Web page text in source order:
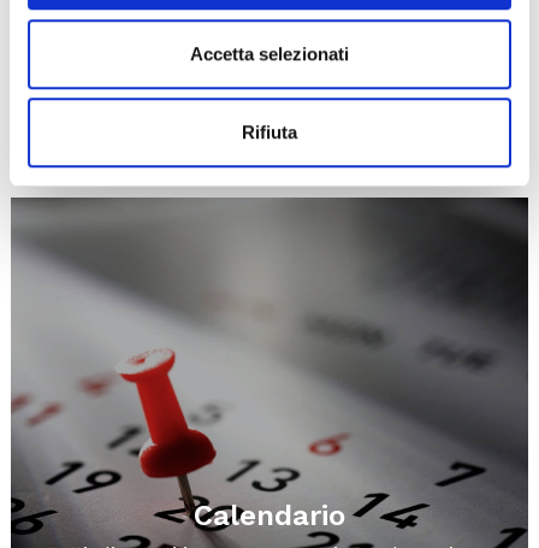
Accetta selezionati
Rifiuta
Esplora
Ti potrebbero interessare..
Calendario